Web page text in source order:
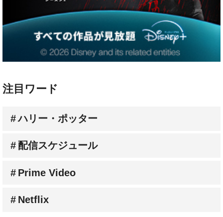
注目ワード
ハリー・ポッター
配信スケジュール
Prime Video
Netflix